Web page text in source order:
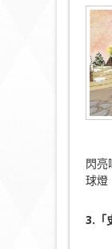
閃亮
球燈
3.「